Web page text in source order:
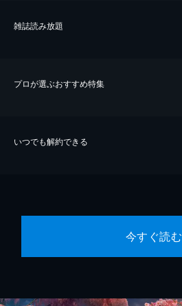
雑誌読み放題
プロが選ぶおすすめ特集
いつでも解約できる
今すぐ読む